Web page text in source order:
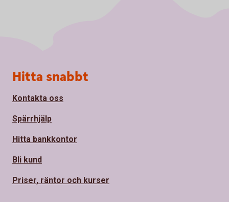
Sidfot
Hitta snabbt
Kontakta oss
Spärrhjälp
Hitta bankkontor
Bli kund
Priser, räntor och kurser